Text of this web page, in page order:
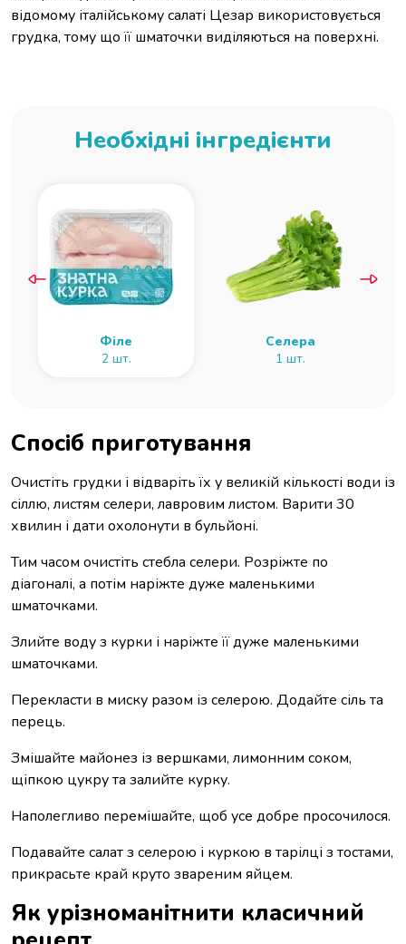
відомому італійському салаті Цезар використовується
грудка, тому що її шматочки виділяються на поверхні.
Необхідні інгредієнти
Філе
2 шт.
Селера
1 шт.
Спосіб приготування
Очистіть грудки і відваріть їх у великій кількості води із
сіллю, листям селери, лавровим листом. Варити 30
хвилин і дати охолонути в бульйоні.
Тим часом очистіть стебла селери. Розріжте по
діагоналі, а потім наріжте дуже маленькими
шматочками.
Злийте воду з курки і наріжте її дуже маленькими
шматочками.
Перекласти в миску разом із селерою. Додайте сіль та
перець.
Змішайте майонез із вершками, лимонним соком,
щіпкою цукру та залийте курку.
Наполегливо перемішайте, щоб усе добре просочилося.
Подавайте салат з селерою і куркою в тарілці з тостами,
прикрасьте край круто звареним яйцем.
Як урізноманітнити класичний